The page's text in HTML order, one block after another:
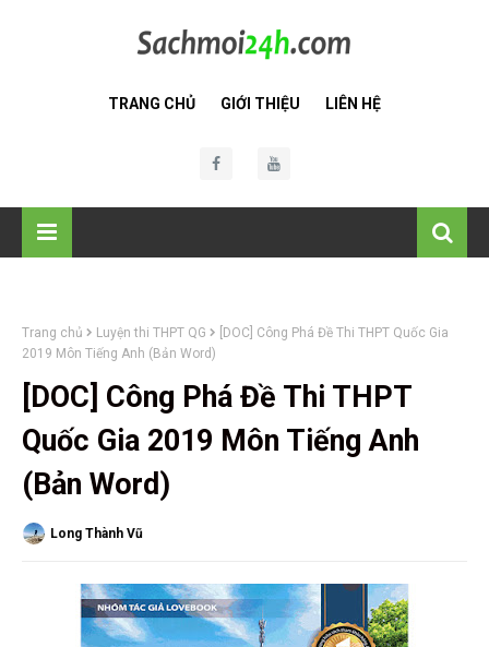
TRANG CHỦ GIỚI THIỆU LIÊN HỆ
Trang chủ Luyện thi THPT QG
[DOC] Công Phá Đề Thi THPT Quốc Gia
2019 Môn Tiếng Anh (Bản Word)
[DOC] Công Phá Đề Thi THPT
Quốc Gia 2019 Môn Tiếng Anh
(Bản Word)
Long Thành Vũ